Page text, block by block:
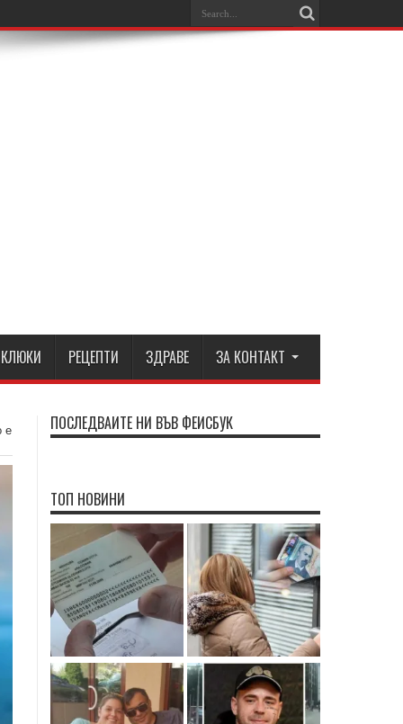
КЛЮКИ РЕЦЕПТИ ЗДРАВЕ ЗА КОНТАКТ
е
ПОСЛЕДВАЙТЕ НИ ВЪВ ФЕЙСБУК
ТОП НОВИНИ